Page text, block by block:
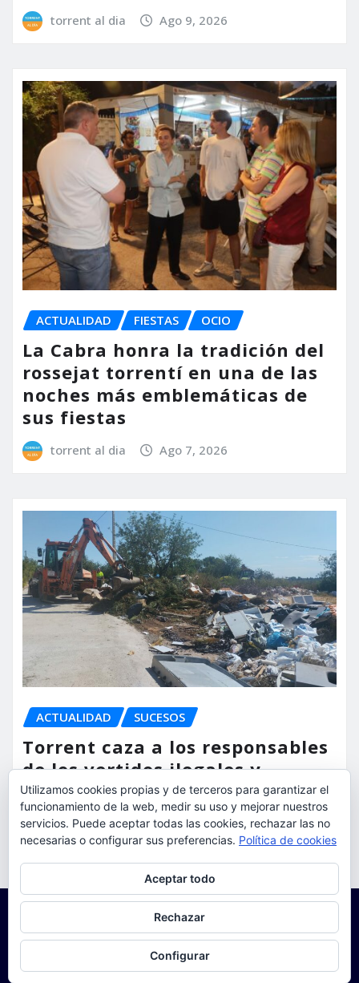
torrent al dia Ago 9, 2026
ACTUALIDAD FIESTAS OCIO
La Cabra honra la tradición del
rossejat torrentí en una de las
noches más emblemáticas de
sus fiestas
torrent al dia Ago 7, 2026
ACTUALIDAD SUCESOS
Torrent caza a los responsables
de los vertidos ilegales y
endurece las sanciones
torrent al dia Ago 7, 2026
Utilizamos cookies propias y de terceros para garantizar el
funcionamiento de la web, medir su uso y mejorar nuestros
servicios. Puede aceptar todas las cookies, rechazar las no
necesarias o configurar sus preferencias. Política de cookies
Aceptar todo
Rechazar
Configurar
Para obtener más información, incluido cómo gestionar las cookies,